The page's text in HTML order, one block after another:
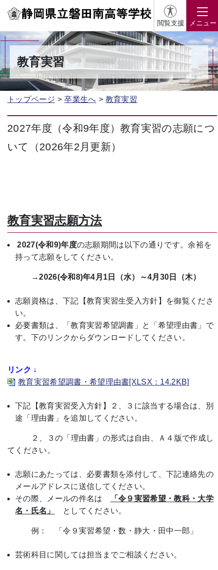
閲覧支援 メニュー
教育実習
トップページ 卒業生へ 教育実習
2027年度（令和9年度）教育実習の志願につ
いて（2026年2月更新）
教育実習志願方法
2027(令和9)年度の志願期間は以下の通りです。余裕を
持って志願をしてください。
→2026(令和8)年4月1日（水）～4月30日（木）
志願資格は、下記【教育実習生受入方針】を御覧くださ
い。
必要書類は、「教育実習希望調書」と「希望理由書」で
す。下のリンクからダウンロードしてください。
リンク ↓
教育実習希望調書・希望理由書[XLSX：14.2KB]
下記【教育実習受入方針】２、３に該当する場合は、別
途「理由書」を追加してください。
２、３の「理由書」の形式は自由、Ａ４版で作成し
てください。
志願にあたっては、必要書類を添付して、下記連絡先の
メールアドレスに送信してください。
その際、メールの件名は
「令９実習希望・教科・大学
名・氏名」
としてください。
例： 「令９実習希望・数・静大・田中一郎」
芸術科目に関しては担当までご相談ください。